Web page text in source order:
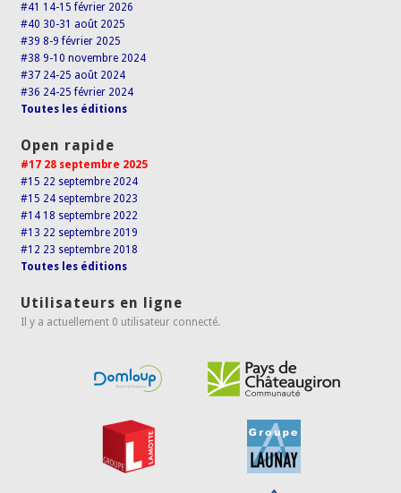
#41 14-15 février 2026
#40 30-31 août 2025
#39 8-9 février 2025
#38 9-10 novembre 2024
#37 24-25 août 2024
#36 24-25 février 2024
Toutes les éditions
Open rapide
#17 28 septembre 2025
#15 22 septembre 2024
#15 24 septembre 2023
#14 18 septembre 2022
#13 22 septembre 2019
#12 23 septembre 2018
Toutes les éditions
Utilisateurs en ligne
Il y a actuellement 0 utilisateur connecté.